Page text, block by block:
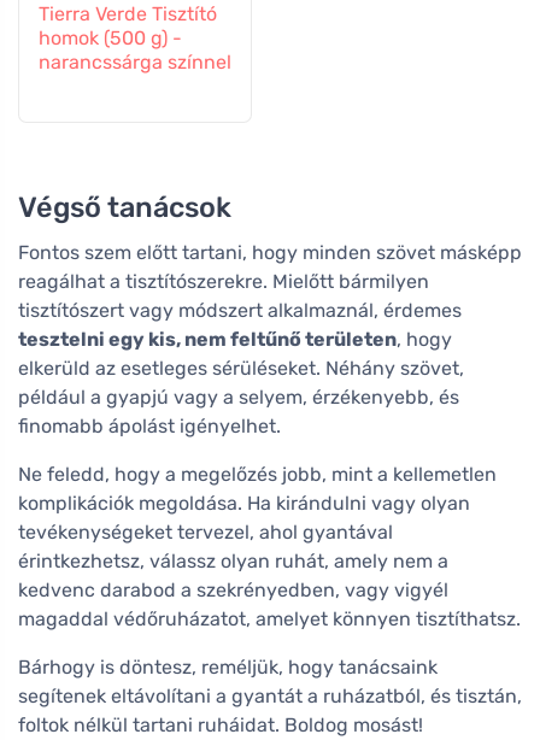
Tierra Verde Tisztító
homok (500 g) -
narancssárga színnel
Végső tanácsok
Fontos szem előtt tartani, hogy minden szövet másképp
reagálhat a tisztítószerekre. Mielőtt bármilyen
tisztítószert vagy módszert alkalmaznál, érdemes
tesztelni egy kis, nem feltűnő területen, hogy
elkerüld az esetleges sérüléseket. Néhány szövet,
például a gyapjú vagy a selyem, érzékenyebb, és
finomabb ápolást igényelhet.
Ne feledd, hogy a megelőzés jobb, mint a kellemetlen
komplikációk megoldása. Ha kirándulni vagy olyan
tevékenységeket tervezel, ahol gyantával
érintkezhetsz, válassz olyan ruhát, amely nem a
kedvenc darabod a szekrényedben, vagy vigyél
magaddal védőruházatot, amelyet könnyen tisztíthatsz.
Bárhogy is döntesz, reméljük, hogy tanácsaink
segítenek eltávolítani a gyantát a ruházatból, és tisztán,
foltok nélkül tartani ruháidat. Boldog mosást!